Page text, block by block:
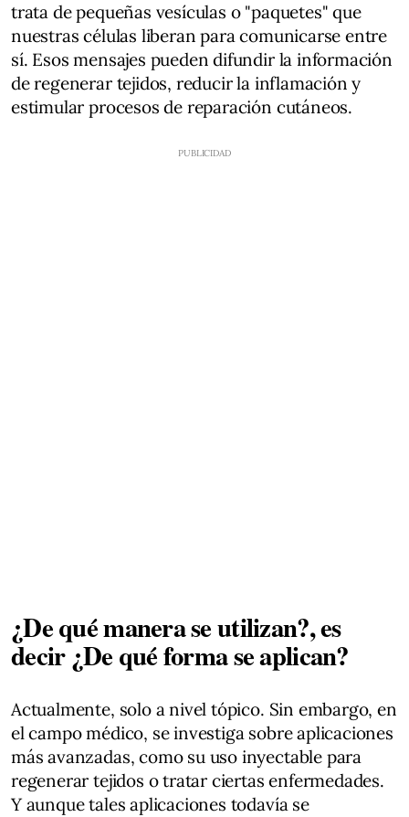
trata de pequeñas vesículas o "paquetes" que
nuestras células liberan para comunicarse entre
sí. Esos mensajes pueden difundir la información
de regenerar tejidos, reducir la inflamación y
estimular procesos de reparación cutáneos.
¿De qué manera se utilizan?, es
decir ¿De qué forma se aplican?
Actualmente, solo a nivel tópico. Sin embargo, en
el campo médico, se investiga sobre aplicaciones
más avanzadas, como su uso inyectable para
regenerar tejidos o tratar ciertas enfermedades.
Y aunque tales aplicaciones todavía se